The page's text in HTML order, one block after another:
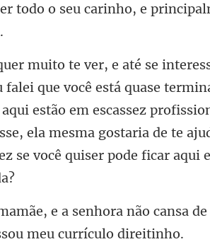
todo o seu carinh
estão em escassez
ela mesma gos
hora não cansa